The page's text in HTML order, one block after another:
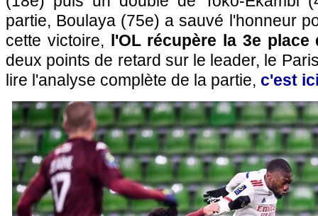
partie, Boulaya (75e) a sauvé l'honneur
cette victoire, l'OL récupère la 3e place
deux points de retard sur le leader, le
lire l'analyse complète de la partie, c'est